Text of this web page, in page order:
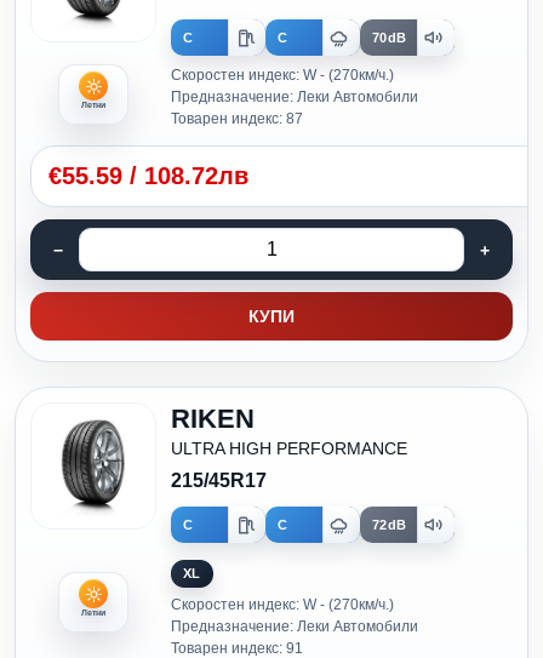
Летни
C C 70dB
Скоростен индекс: W - (270км/ч.)
Предназначение: Леки Автомобили
Товарен индекс: 87
€55.59 / 108.72лв
КУПИ
Летни
RIKEN
ULTRA HIGH PERFORMANCE
215/45R17
C C 72dB
XL
Скоростен индекс: W - (270км/ч.)
Предназначение: Леки Автомобили
Товарен индекс: 91